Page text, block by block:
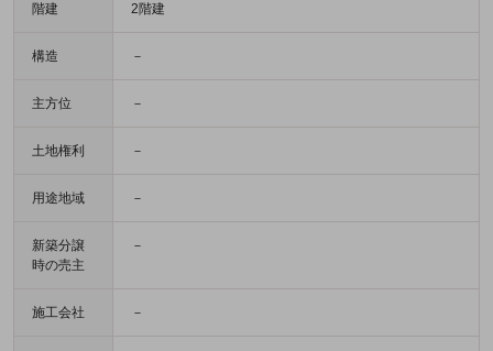
階建 2階建
構造 －
主方位 －
土地権利 －
用途地域 －
新築分譲
時の売主
－
施工会社 －